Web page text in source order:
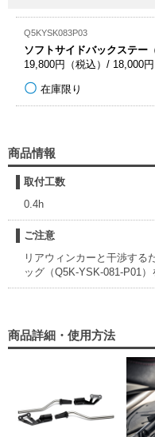
Q5KYSK083P03
ソフトサイドバックステー
19,800円（税込）/ 18,000円
在庫限り
商品情報
取付工数
0.4h
ご注意
リアウィンカーと干渉する
ッグ（Q5K-YSK-081-P01）
商品詳細・使用方法